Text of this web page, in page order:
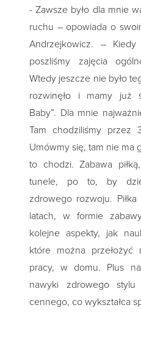
- Zawsze było dla mnie
ruchu – opowiada o
Andrzejkowicz. – Kiedy
poszliśmy zajęcia
Wtedy jeszcze nie było
rozwinęło i mamy już
Baby”. Dla mnie
Tam chodziliśmy przez
Umówmy się, tam nie ma
to chodzi. Zabawa
tunele, po to, by
zdrowego rozwoju.
latach, w formie
kolejne aspekty, jak
które można
pracy, w domu. Plus
nawyki zdrowego
cennego, co wykształca